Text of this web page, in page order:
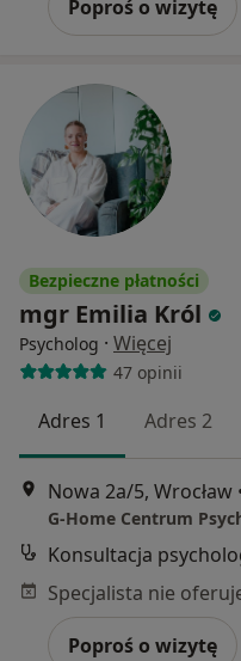
Poproś o wizytę
Bezpieczne płatności
mgr Emilia Król
Psycholog · Więcej
47 opinii
Adres 1 Adres 2
Nowa 2a/5, Wrocław
G-Home Centrum
Konsultacja
Poproś o wizytę